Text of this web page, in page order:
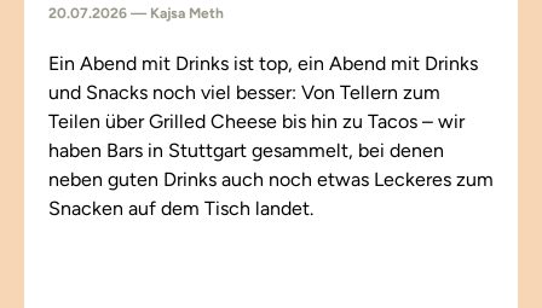
20.07.2026 — Kajsa Meth
Ein Abend mit Drinks ist top, ein Abend mit Drinks
und Snacks noch viel besser: Von Tellern zum
Teilen über Grilled Cheese bis hin zu Tacos – wir
haben Bars in Stuttgart gesammelt, bei denen
neben guten Drinks auch noch etwas Leckeres zum
Snacken auf dem Tisch landet.